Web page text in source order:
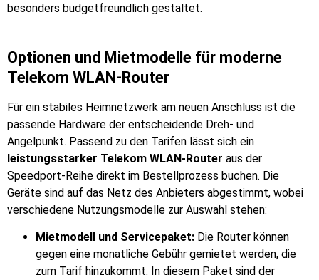
besonders budgetfreundlich gestaltet.
Optionen und Mietmodelle für moderne
Telekom WLAN-Router
Für ein stabiles Heimnetzwerk am neuen Anschluss ist die
passende Hardware der entscheidende Dreh- und
Angelpunkt. Passend zu den Tarifen lässt sich ein
leistungsstarker Telekom WLAN-Router aus der
Speedport-Reihe direkt im Bestellprozess buchen. Die
Geräte sind auf das Netz des Anbieters abgestimmt, wobei
verschiedene Nutzungsmodelle zur Auswahl stehen:
Mietmodell und Servicepaket: Die Router können
gegen eine monatliche Gebühr gemietet werden, die
zum Tarif hinzukommt. In diesem Paket sind der